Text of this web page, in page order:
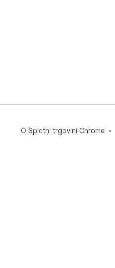
O Spletni trgovini Chrome